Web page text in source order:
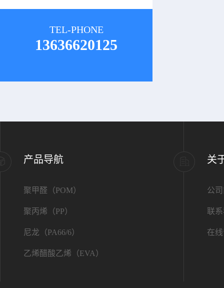
TEL-PHONE
13636620125
产品导航
聚甲醛（POM）
聚丙烯（PP）
尼龙（PA66/6）
乙烯醋酸乙烯（EVA）
关
公
联
在